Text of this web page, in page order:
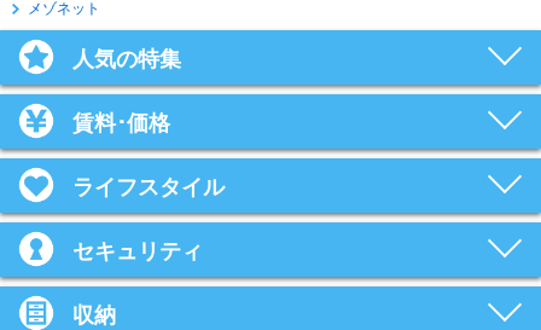
メゾネット
人気の特集
賃料･価格
ライフスタイル
セキュリティ
収納